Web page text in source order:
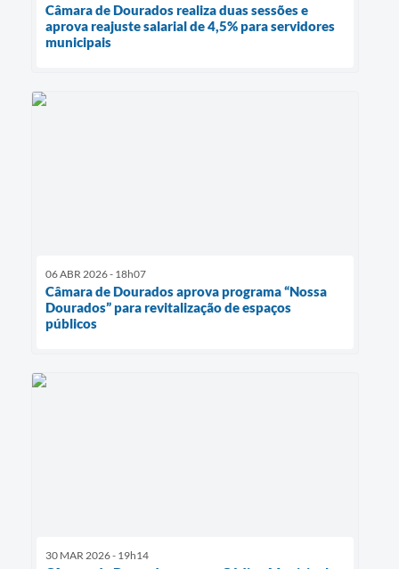
Câmara de Dourados realiza duas sessões e
aprova reajuste salarial de 4,5% para servidores
municipais
06 ABR 2026 - 18h07
Câmara de Dourados aprova programa “Nossa
Dourados” para revitalização de espaços
públicos
30 MAR 2026 - 19h14